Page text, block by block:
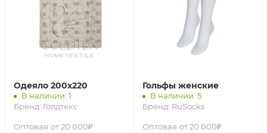
Одеяло 200х220
В наличии: 1
Бренд: Голдтекс
Оптовая от 20 000₽
Гольфы женские
В наличии: 5
Бренд: RuSocks
Оптовая от 20 000₽